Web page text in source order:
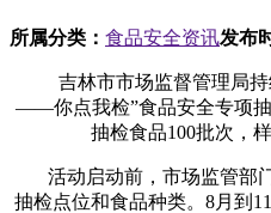
所属分类： 食品安全资讯发布
吉林市市场监督管理局持
——你点我检”食品安全专项
抽检食品100批次，
活动启动前，市场监管部门
抽检点位和食品种类。8月到